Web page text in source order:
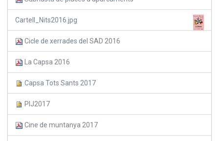
Cartell_Nits2016.jpg
Cicle de xerrades del SAD 2016
La Capsa 2016
Capsa Tots Sants 2017
PIJ2017
Cine de muntanya 2017